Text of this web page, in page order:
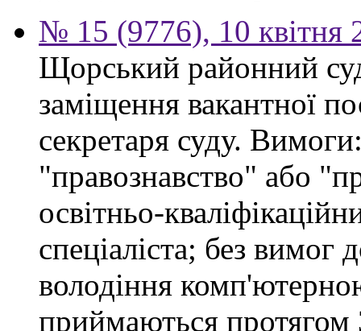
№ 15 (9776), 10 квітня
Щорський районний
заміщення вакантної
секретаря суду.
"правознавство" або
освітньо-
спеціаліста; без
володіння
приймаються протягом